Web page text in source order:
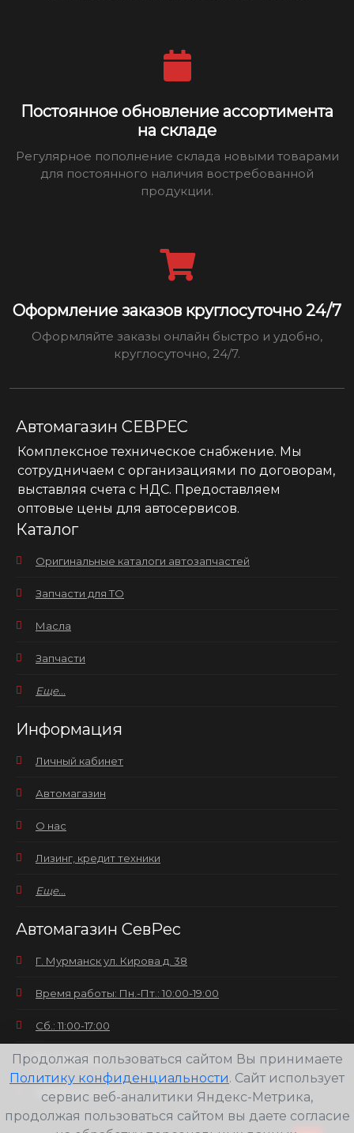
Постоянное обновление ассортимента
на складе
Регулярное пополнение склада новыми товарами
для постоянного наличия востребованной
продукции.
Оформление заказов круглосуточно 24/7
Оформляйте заказы онлайн быстро и удобно,
круглосуточно, 24/7.
Автомагазин СЕВРЕС
Комплексное техническое снабжение. Мы
сотрудничаем с организациями по договорам,
выставляя счета с НДС. Предоставляем
оптовые цены для автосервисов.
Каталог
Оригинальные каталоги автозапчастей
Запчасти для ТО
Масла
Запчасти
Еще...
Информация
Личный кабинет
Автомагазин
О нас
Лизинг, кредит техники
Еще...
Автомагазин СевРес
Г. Мурманск ул. Кирова д. 38
Время работы: Пн.-Пт.: 10:00-19:00
Сб.: 11:00-17:00
Вс.: выходной
+7(8152) 25-30-58
Продолжая пользоваться сайтом Вы принимаете
Политику конфиденциальности. Сайт использует
сервис веб-аналитики Яндекс-Метрика,
продолжая пользоваться сайтом вы даете согласие